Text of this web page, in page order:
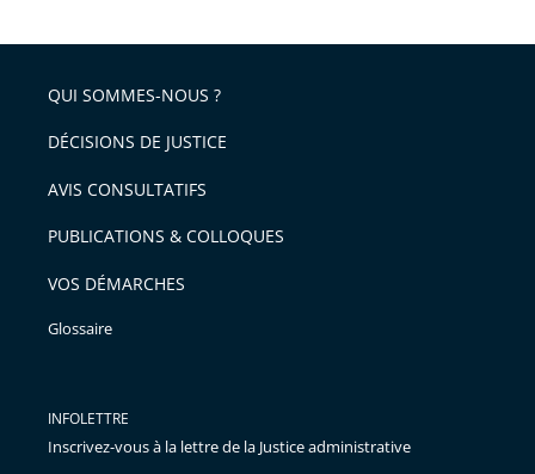
QUI SOMMES-NOUS ?
DÉCISIONS DE JUSTICE
AVIS CONSULTATIFS
PUBLICATIONS & COLLOQUES
VOS DÉMARCHES
Glossaire
INFOLETTRE
Inscrivez-vous à la lettre de la Justice administrative